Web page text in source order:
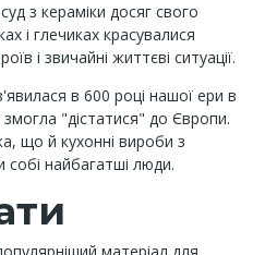
з кераміки досяг свого
і глечиках красувалися
і звичайні життєві ситуації.
в 600 році нашої ери в
змогла "дістатися" до Європи.
що й кухонні вироби з
найбагатші люди.